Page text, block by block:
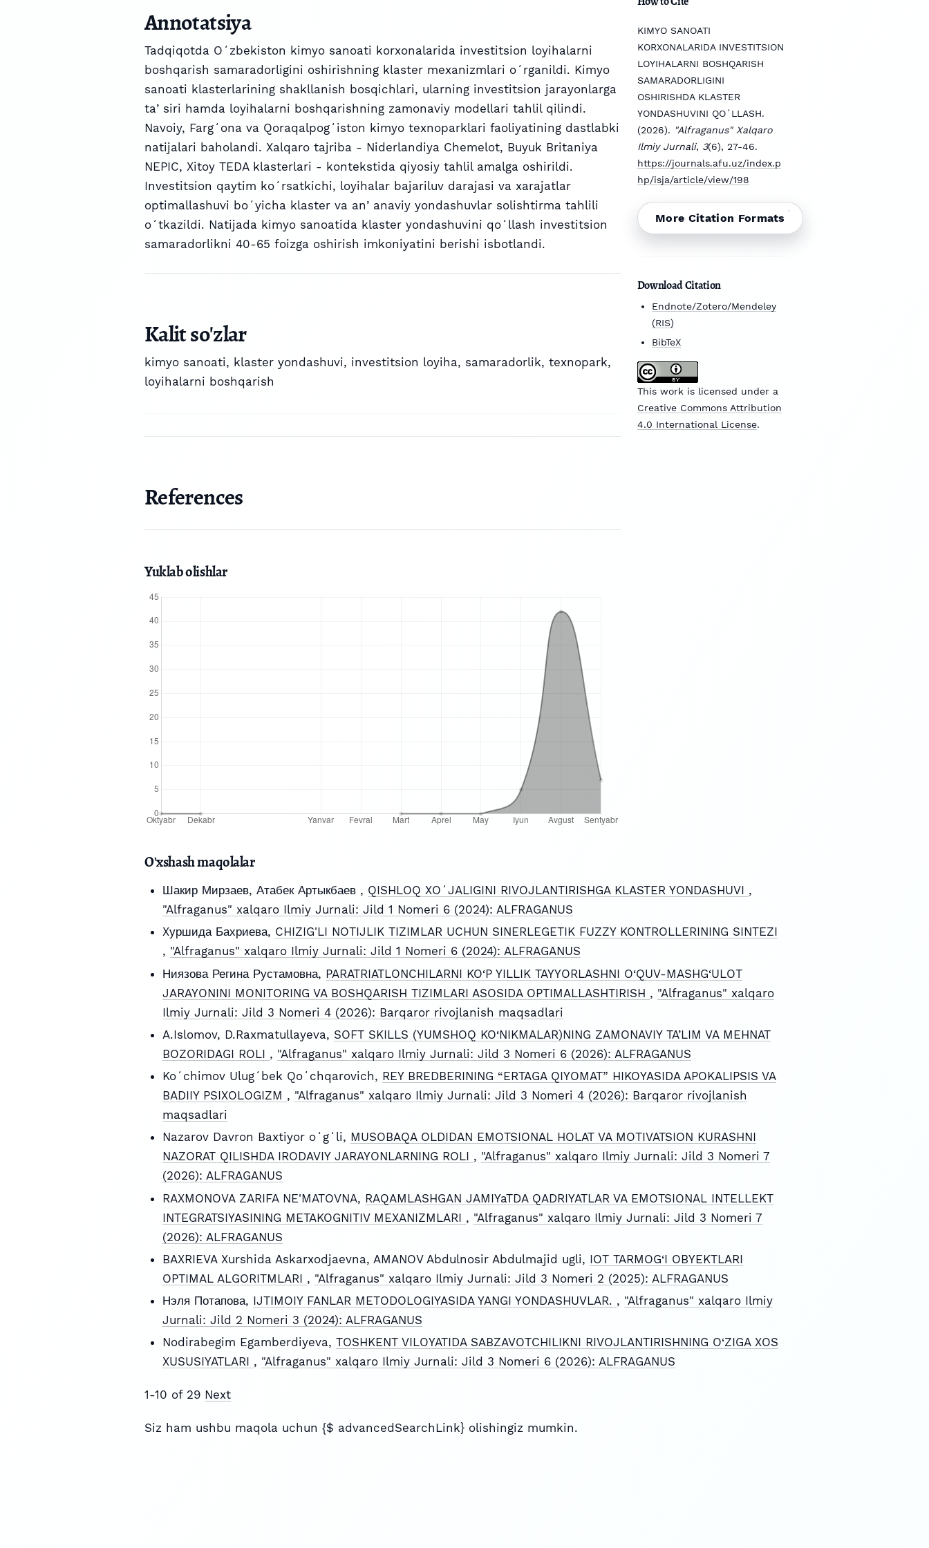
KIMYO SANOATI
KORXONALARIDA INVESTITSION
LOYIHALARNI BOSHQARISH
SAMARADORLIGINI
OSHIRISHDA KLASTER
YONDASHUVINI QOʻLLASH.
(2026). "Alfraganus" Xalqaro
Ilmiy Jurnali, 3(6), 27-46.
https://journals.afu.uz/index.p
hp/isja/article/view/198
More Citation Formats
Download Citation
Endnote/Zotero/Mendeley
(RIS)
BibTeX
This work is licensed under a
Creative Commons Attribution
4.0 International License.
Annotatsiya
Tadqiqotda Oʻzbekiston kimyo sanoati korxonalarida investitsion loyihalarni
boshqarish samaradorligini oshirishning klaster mexanizmlari oʻrganildi. Kimyo
sanoati klasterlarining shakllanish bosqichlari, ularning investitsion jarayonlarga
taʼsiri hamda loyihalarni boshqarishning zamonaviy modellari tahlil qilindi.
Navoiy, Fargʻona va Qoraqalpogʻiston kimyo texnoparklari faoliyatining dastlabki
natijalari baholandi. Xalqaro tajriba - Niderlandiya Chemelot, Buyuk Britaniya
NEPIC, Xitoy TEDA klasterlari - kontekstida qiyosiy tahlil amalga oshirildi.
Investitsion qaytim koʻrsatkichi, loyihalar bajariluv darajasi va xarajatlar
optimallashuvi boʻyicha klaster va anʼanaviy yondashuvlar solishtirma tahlili
oʻtkazildi. Natijada kimyo sanoatida klaster yondashuvini qoʻllash investitsion
samaradorlikni 40-65 foizga oshirish imkoniyatini berishi isbotlandi.
Kalit so'zlar
kimyo sanoati, klaster yondashuvi, investitsion loyiha, samaradorlik, texnopark,
loyihalarni boshqarish
References
Yuklab olishlar
O'xshash maqolalar
Шакир Мирзаев, Атабек Артыкбаев , QISHLOQ XOʻJALIGINI RIVOJLANTIRISHGA KLASTER YONDASHUVI ,
"Alfraganus" xalqaro Ilmiy Jurnali: Jild 1 Nomeri 6 (2024): ALFRAGANUS
Xуршида Бахриева, CHIZIG'LI NOTIJLIK TIZIMLAR UCHUN SINERLEGETIK FUZZY KONTROLLERINING SINTEZI
, "Alfraganus" xalqaro Ilmiy Jurnali: Jild 1 Nomeri 6 (2024): ALFRAGANUS
Ниязова Регина Рустамовна, PARATRIATLONCHILARNI KO‘P YILLIK TAYYORLASHNI O‘QUV-MASHG‘ULOT
JARAYONINI MONITORING VA BOSHQARISH TIZIMLARI ASOSIDA OPTIMALLASHTIRISH , "Alfraganus" xalqaro
Ilmiy Jurnali: Jild 3 Nomeri 4 (2026): Barqaror rivojlanish maqsadlari
A.Islomov, D.Raxmatullayeva, SOFT SKILLS (YUMSHOQ KO‘NIKMALAR)NING ZAMONAVIY TA’LIM VA MEHNAT
BOZORIDAGI ROLI , "Alfraganus" xalqaro Ilmiy Jurnali: Jild 3 Nomeri 6 (2026): ALFRAGANUS
Koʻchimov Ulugʻbek Qoʻchqarovich, REY BREDBERINING “ERTAGA QIYOMAT” HIKOYASIDA APOKALIPSIS VA
BADIIY PSIXOLOGIZM , "Alfraganus" xalqaro Ilmiy Jurnali: Jild 3 Nomeri 4 (2026): Barqaror rivojlanish
maqsadlari
Nazarov Davron Baxtiyor oʻgʻli, MUSOBAQA OLDIDAN EMOTSIONAL HOLAT VA MOTIVATSION KURASHNI
NAZORAT QILISHDA IRODAVIY JARAYONLARNING ROLI , "Alfraganus" xalqaro Ilmiy Jurnali: Jild 3 Nomeri 7
(2026): ALFRAGANUS
RAXMONOVA ZARIFA NE'MATOVNA, RAQAMLASHGAN JAMIYaTDA QADRIYATLAR VA EMOTSIONAL INTELLEKT
INTEGRATSIYASINING METAKOGNITIV MEXANIZMLARI , "Alfraganus" xalqaro Ilmiy Jurnali: Jild 3 Nomeri 7
(2026): ALFRAGANUS
BAXRIEVA Xurshida Askarxodjaevna, AMANOV Abdulnosir Abdulmajid ugli, IOT TARMOG‘I OBYEKTLARI
OPTIMAL ALGORITMLARI , "Alfraganus" xalqaro Ilmiy Jurnali: Jild 3 Nomeri 2 (2025): ALFRAGANUS
Нэля Потапова, IJTIMOIY FANLAR METODOLOGIYASIDA YANGI YONDASHUVLAR. , "Alfraganus" xalqaro Ilmiy
Jurnali: Jild 2 Nomeri 3 (2024): ALFRAGANUS
Nodirabegim Egamberdiyeva, TOSHKENT VILOYATIDA SABZAVOTCHILIKNI RIVOJLANTIRISHNING O‘ZIGA XOS
XUSUSIYATLARI , "Alfraganus" xalqaro Ilmiy Jurnali: Jild 3 Nomeri 6 (2026): ALFRAGANUS
1-10 of 29 Next
Siz ham ushbu maqola uchun {$ advancedSearchLink} olishingiz mumkin.